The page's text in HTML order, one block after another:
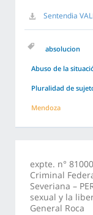
Sentendia
absolucion
Abuso de la
Pluralidad de
Mendoza
expte. n°
Criminal
Severiana –
sexual y la
General Roca